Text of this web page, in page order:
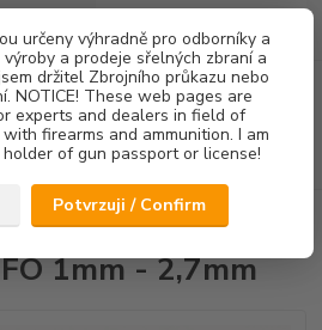
určeny výhradně pro odborníky a
a prodeje sřelných zbraní a
držitel Zbrojního průkazu nebo
NOTICE! These web pages are
experts and dealers in field of
firearms and ammunition. I am
of gun passport or license!
Potvrzuji / Confirm
Menu
Hledat
za0,00 Kč
FO 1mm - 2,7mm
1mm - 2,7mm